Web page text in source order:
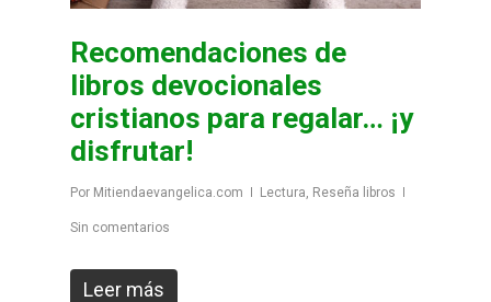
Recomendaciones de
libros devocionales
cristianos para regalar… ¡y
disfrutar!
Por Mitiendaevangelica.com Lectura Reseña libros
Sin comentarios
Leer más